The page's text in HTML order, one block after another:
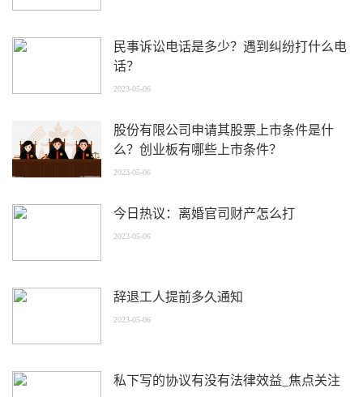
民事诉讼电话是多少？遇到纠纷打什么电
话？
2023-05-06
股份有限公司申请其股票上市条件是什
么？创业板有哪些上市条件？
2023-05-06
今日热议：离婚官司财产怎么打
2023-05-06
辞退工人提前多久通知
2023-05-06
私下写的协议有没有法律效益_焦点关注